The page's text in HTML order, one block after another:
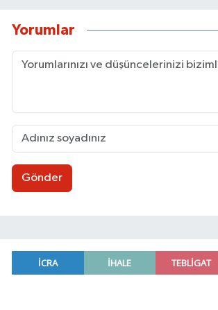
Yorumlar
Gönder